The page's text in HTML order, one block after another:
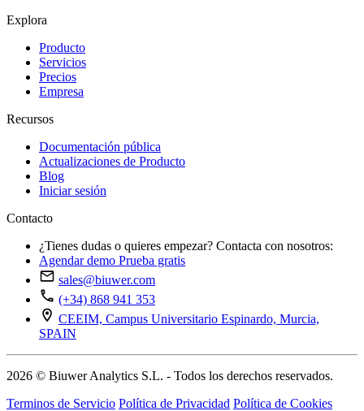
Explora
Producto
Servicios
Precios
Empresa
Recursos
Documentación pública
Actualizaciones de Producto
Blog
Iniciar sesión
Contacto
¿Tienes dudas o quieres empezar? Contacta con nosotros:
Agendar demo Prueba gratis
sales@biuwer.com
(+34) 868 941 353
CEEIM, Campus Universitario Espinardo, Murcia,
SPAIN
2026 © Biuwer Analytics S.L. - Todos los derechos reservados.
Terminos de Servicio Política de Privacidad Política de Cookies